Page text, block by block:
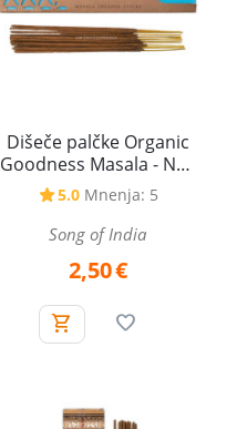
Dišeče palčke Organic
Goodness Masala - Nag
Champa, 15 g
5.0 Mnenja: 5
Song of India
2,50€